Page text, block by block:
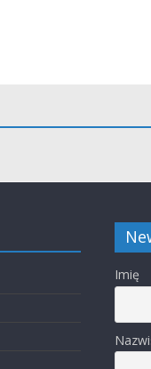
Imię